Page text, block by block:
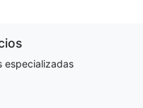
especializadas